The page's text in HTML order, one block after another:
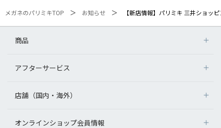
メガネのパリミキTOP お知らせ 【新店情報】パリミキ 三井ショッ
商品
アフターサービス
店舗（国内・海外）
オンラインショップ会員情報